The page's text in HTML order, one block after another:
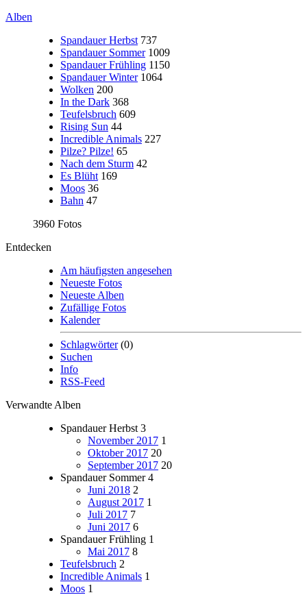
Alben
Spandauer Herbst 737
Spandauer Sommer 1009
Spandauer Frühling 1150
Spandauer Winter 1064
Wolken 200
In the Dark 368
Teufelsbruch 609
Rising Sun 44
Incredible Animals 227
Pilze? Pilze! 65
Nach dem Sturm 42
Es Blüht 169
Moos 36
Bahn 47
3960 Fotos
Entdecken
Am häufigsten angesehen
Neueste Fotos
Neueste Alben
Zufällige Fotos
Kalender
Schlagwörter(0)
Suchen
Info
RSS-Feed
Verwandte Alben
Spandauer Herbst 3
November 2017 1
Oktober 2017 20
September 2017 20
Spandauer Sommer4
Juni 2018 2
August 2017 1
Juli 2017 7
Juni 2017 6
Spandauer Frühling 1
Mai 2017 8
Teufelsbruch 2
Incredible Animals 1
Moos 1